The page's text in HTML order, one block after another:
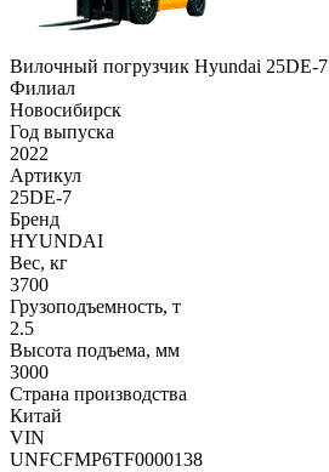
Вилочный погрузчик Hyundai 25DE-7
Филиал
Новосибирск
Год выпуска
2022
Артикул
25DE-7
Бренд
HYUNDAI
Вес, кг
3700
Грузоподъемность, т
2.5
Высота подъема, мм
3000
Страна производства
Китай
VIN
UNFCFMP6TF0000138